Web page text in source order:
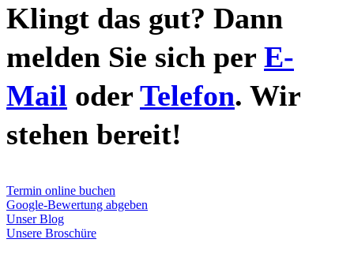
Klingt das gut? Dann
melden Sie sich per E-
Mail oder Telefon. Wir
stehen bereit!
Termin online buchen
Google-Bewertung abgeben
Unser Blog
Unsere Broschüre